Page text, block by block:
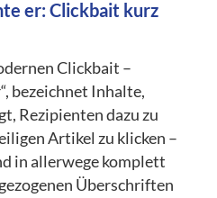
er: Clickbait kurz
Clickbait –
bezeichnet Inhalte,
Rezipienten dazu zu
Artikel zu klicken –
in allerwege komplett
Überschriften